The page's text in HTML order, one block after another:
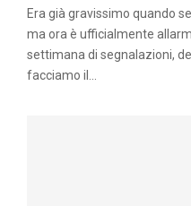
Era già gravissimo quando
ma ora è ufficialmente
settimana di segnalazioni,
facciamo il...